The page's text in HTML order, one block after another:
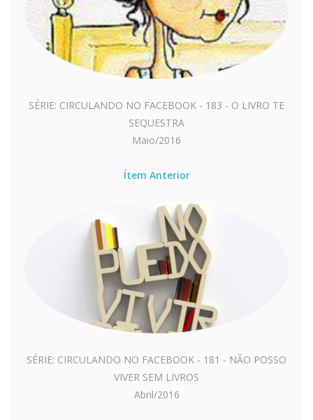
SÉRIE: CIRCULANDO NO FACEBOOK - 183 - O LIVRO TE
SEQUESTRA
Maio/2016
Ítem Anterior
SÉRIE: CIRCULANDO NO FACEBOOK - 181 - NÃO POSSO
VIVER SEM LIVROS
Abril/2016